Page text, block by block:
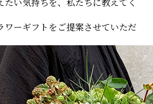
ワーギフトをご提案させていただ